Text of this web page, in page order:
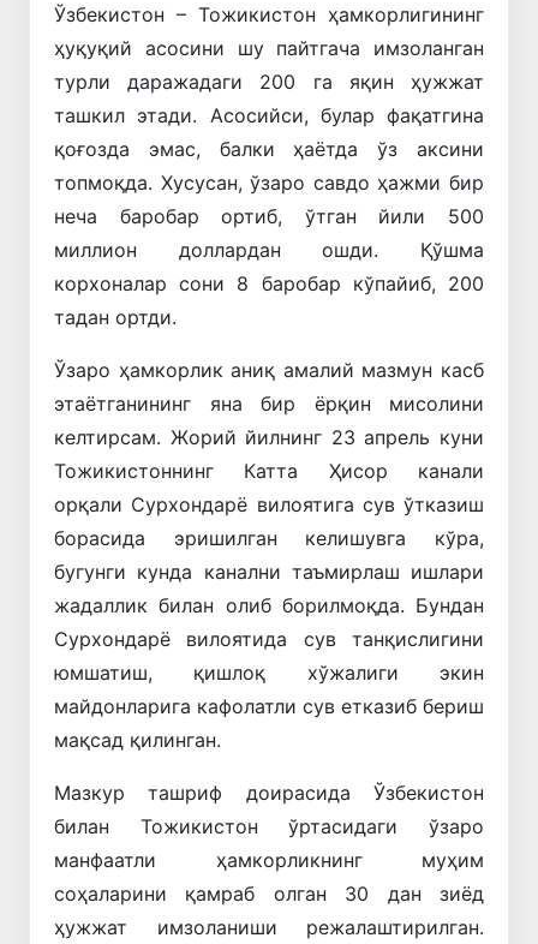
Ўзбекистон – Тожикистон ҳамкорлигининг
ҳуқуқий асосини шу пайтгача имзоланган
турли даражадаги 200 га яқин ҳужжат
ташкил этади. Асосийси, булар фақатгина
қоғозда эмас, балки ҳаётда ўз аксини
топмоқда. Хусусан, ўзаро савдо ҳажми бир
неча баробар ортиб, ўтган йили 500
миллион доллардан ошди. Қўшма
корхоналар сони 8 баробар кўпайиб, 200
тадан ортди.
Ўзаро ҳамкорлик аниқ амалий мазмун касб
этаётганининг яна бир ёрқин мисолини
келтирсам. Жорий йилнинг 23 апрель куни
Тожикистоннинг Катта Ҳисор канали
орқали Сурхондарё вилоятига сув ўтказиш
борасида эришилган келишувга кўра,
бугунги кунда канални таъмирлаш ишлари
жадаллик билан олиб борилмоқда. Бундан
Сурхондарё вилоятида сув танқислигини
юмшатиш, қишлоқ хўжалиги экин
майдонларига кафолатли сув етказиб бериш
мақсад қилинган.
Мазкур ташриф доирасида Ўзбекистон
билан Тожикистон ўртасидаги ўзаро
манфаатли ҳамкорликнинг муҳим
соҳаларини қамраб олган 30 дан зиёд
ҳужжат имзоланиши режалаштирилган.